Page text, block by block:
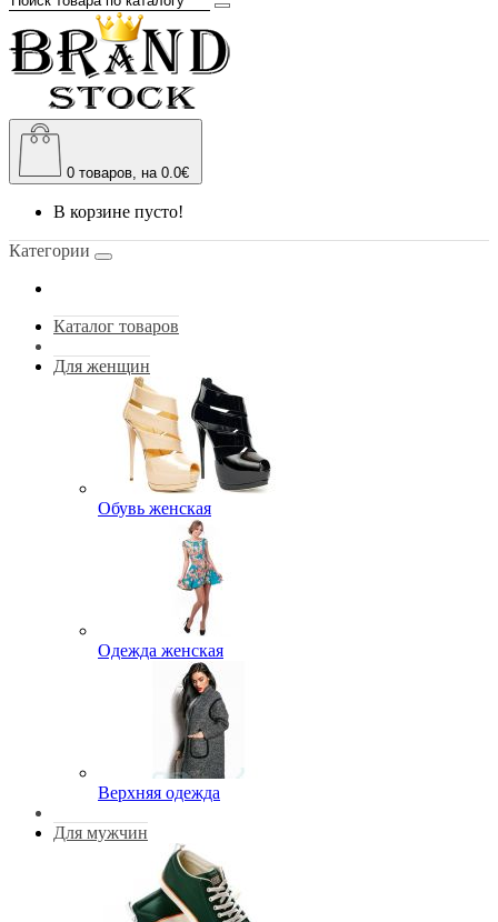
0 товаров, на 0.0€
В корзине пусто!
Категории
Каталог товаров
Для женщин
Обувь женская
Одежда женская
Верхняя одежда
Для мужчин